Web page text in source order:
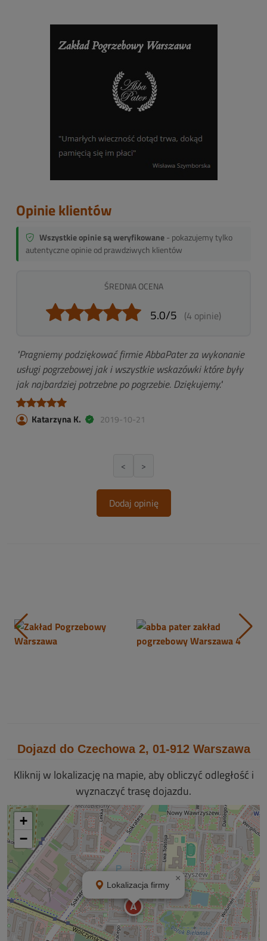
Opinie klientów
Wszystkie opinie są weryfikowane- pokazujemy tylko
autentyczne opinie od prawdziwych klientów
ŚREDNIA OCENA
5.0/5 (4 opinie)
"Pragniemy podziękować firmie AbbaPater za wykonanie
usługi pogrzebowej jak i wszystkie wskazówki które były
jak najbardziej potrzebne po pogrzebie. Dziękujemy."
Katarzyna K. 2019-10-21
< >
Dodaj opinię
Dojazd do Czechowa 2, 01-912 Warszawa
Kliknij w lokalizację na mapie, aby obliczyć odległość i
wyznaczyć trasę dojazdu.
A
Lokalizacja firmy
×
+
−